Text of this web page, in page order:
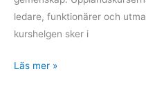
ledare, funktionärer och
kurshelgen sker i
Upplandskurserna
Läs mer »